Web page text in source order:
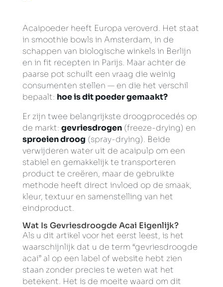
Acaipoeder heeft Europa veroverd. Het staat
in smoothie bowls in Amsterdam, in de
schappen van biologische winkels in Berlijn
en in fit recepten in Parijs. Maar achter de
paarse pot schuilt een vraag die weinig
consumenten stellen — en die het verschil
bepaalt: hoe is dit poeder gemaakt?
Er zijn twee belangrijkste droogprocedés op
de markt: gevriesdrogen(freeze-drying) en
sproeien droog (spray-drying). Beide
verwijderen water uit de acaipulp om een
stabiel en gemakkelijk te transporteren
product te creëren, maar de gebruikte
methode heeft direct invloed op de smaak,
kleur, textuur en samenstelling van het
eindproduct.
Wat Is Gevriesdroogde Acai Eigenlijk?
Als u dit artikel voor het eerst leest, is het
waarschijnlijk dat u de term “gevriesdroogde
acai” al op een label of website hebt zien
staan zonder precies te weten wat het
betekent. Het is de moeite waard om dit